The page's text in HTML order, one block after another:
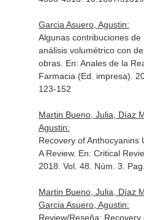
Garcia Asuero, Agustin:
Algunas contribuciones
análisis volumétrico con
obras. En: Anales de la
Farmacia (Ed. impresa) .
123-152
Martin Bueno, Julia, Díaz
Agustin:
Recovery of Anthocyanins
A Review. En: Critical
2018. Vol. 48. Núm. 3.
Martin Bueno, Julia, Díaz
Garcia Asuero, Agustin:
Review/Reseña: